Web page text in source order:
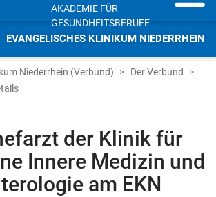
EVANGELISCHES KLINIKUM NIEDERRHEIN
AKADEMIE FÜR
GESUNDHEITSBERUFE
Niederrhein (Verbund)
Der Verbund
der Klinik für
Innere Medizin und
am EKN